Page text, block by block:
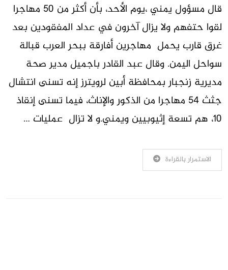
قال مسؤول يمني ،يوم الأحد، بأن أكثر من 50 مهاجرا
لقوا حتفهم ولا يزال آخرون في عداد المفقودين بعد
غرق قارب يحمل مهاجرين أفارقة ببحر العرب قبالة
سواحل اليمن. وقال عبد القادر باجميل مدير صحة
مديرية زنجبار بمحافظة أبين لرويترز إنه تسنى انتشال
جثث 54 مهاجرا من الذكور والإناث، فيما تسنى إنقاذ
10، هم تسعة إثيوبيين ويمني.و لا تزال عمليات …
الاستمرار بالقراءة